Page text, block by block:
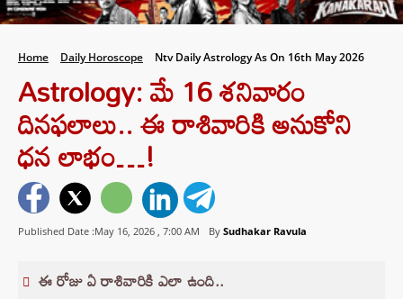
Home Daily Horoscope Ntv Daily Astrology As On 16th May 2026
Astrology: మే 16 శనివారం
దినఫలాలు.. ఈ రాశివారికి అనుకోని
ధన లాభం…!
Published Date :May 16, 2026 , 7:00 AM By Sudhakar Ravula
ఈ రోజు ఏ రాశివారికి ఎలా ఉంది..